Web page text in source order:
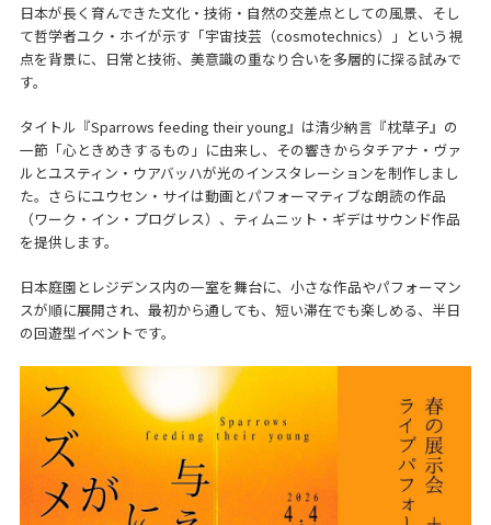
日本が長く育んできた文化・技術・自然の交差点としての風景、そし
て哲学者ユク・ホイが示す「宇宙技芸（cosmotechnics）」という視
点を背景に、日常と技術、美意識の重なり合いを多層的に探る試みで
す。
タイトル『Sparrows feeding their young』は清少納言『枕草子』の
一節「心ときめきするもの」に由来し、その響きからタチアナ・ヴァ
ルとユスティン・ウアバッハが光のインスタレーションを制作しまし
た。さらにユウセン・サイは動画とパフォーマティブな朗読の作品
（ワーク・イン・プログレス）、ティムニット・ギデはサウンド作品
を提供します。
日本庭園とレジデンス内の一室を舞台に、小さな作品やパフォーマン
スが順に展開され、最初から通しても、短い滞在でも楽しめる、半日
の回遊型イベントです。